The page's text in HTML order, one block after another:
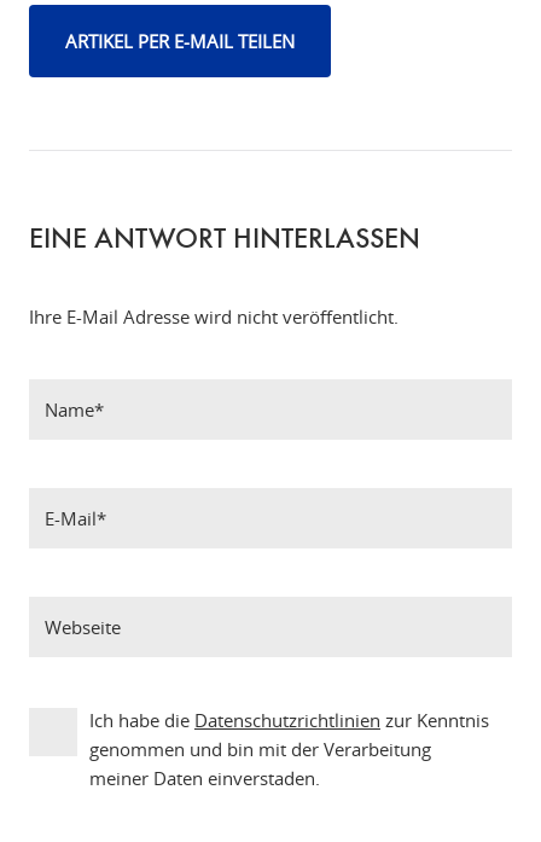
ARTIKEL PER E-MAIL TEILEN
EINE ANTWORT HINTERLASSEN
Ihre E-Mail Adresse wird nicht veröffentlicht.
Ich habe die Datenschutzrichtlinien zur Kenntnis
genommen und bin mit der Verarbeitung
meiner Daten einverstaden.